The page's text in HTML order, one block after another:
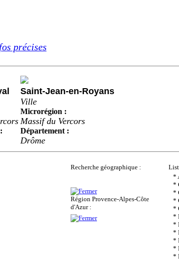
précises
Saint-Jean-en-Royans
Ville
Microrégion :
Massif du Vercors
Département :
Drôme
Recherche géographique :
Région Provence-Alpes-Côte
d'Azur :
*
*
*
*
*
*
*
*
*
*
*